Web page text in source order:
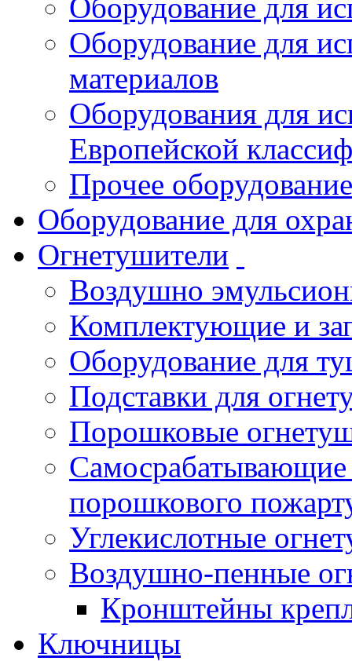
Оборудование для
Оборудование для
материалов
Оборудования для
Европейской
Прочее оборудование
Оборудование для
Огнетушители
Воздушно
Комплектующие и
Оборудование для
Подставки для
Порошковые
порошкового
Углекислотные
Воздушно-пенные
Кронштейны
Ключницы